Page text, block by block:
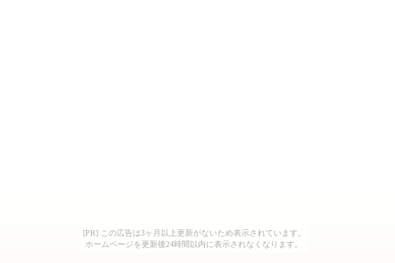
[PR] この広告は3ヶ月以上更新がないため表示されています。
ホームページを更新後24時間以内に表示されなくなります。